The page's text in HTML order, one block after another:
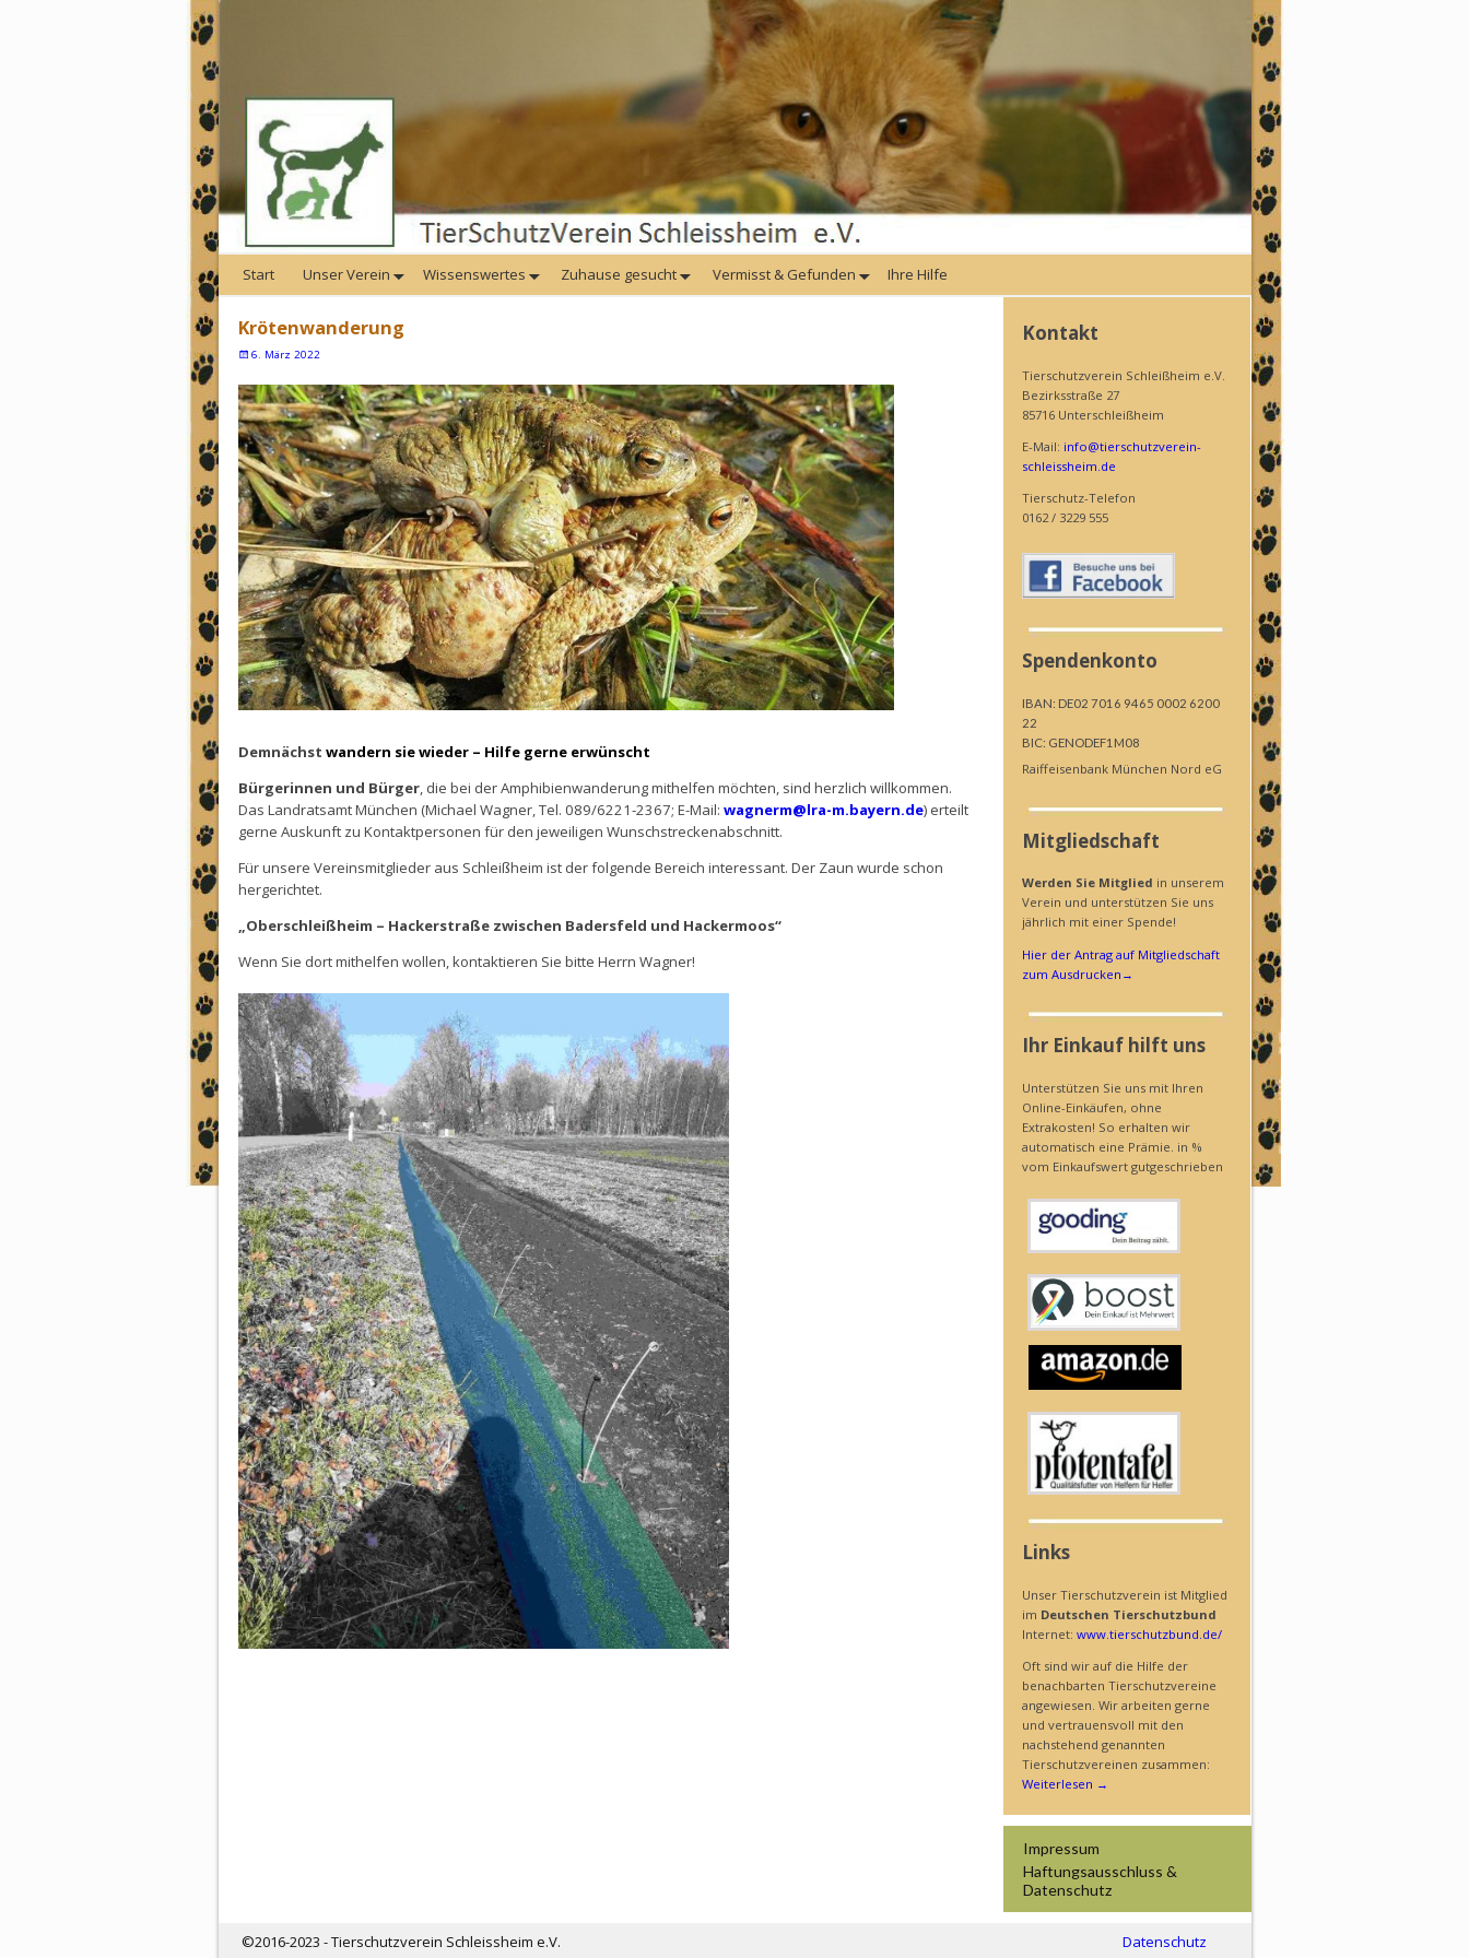
Start Unser Verein Wissenswertes Zuhause gesucht Vermisst & Gefunden Ihre Hilfe
Krötenwanderung
6. März 2022
Demnächstwandern sie wieder – Hilfe gerne erwünscht
Bürgerinnen und Bürger, die bei der Amphibienwanderung mithelfen möchten, sind herzlich willkommen.
Das Landratsamt München (Michael Wagner, Tel. 089/6221-2367; E-Mail:wagnerm@lra-m.bayern.de) erteilt
gerne Auskunft zu Kontaktpersonen für den jeweiligen Wunschstreckenabschnitt.
Für unsere Vereinsmitglieder aus Schleißheim ist der folgende Bereich interessant. Der Zaun wurde schon
hergerichtet.
„Oberschleißheim – Hackerstraße zwischen Badersfeld und Hackermoos“
Wenn Sie dort mithelfen wollen, kontaktieren Sie bitte Herrn Wagner!
Kontakt
Tierschutzverein Schleißheim e.V.
Bezirksstraße 27
85716 Unterschleißheim
E-Mail: info@tierschutzverein-
schleissheim.de
Tierschutz-Telefon
0162 / 3229 555
Spendenkonto
IBAN: DE02 7016 9465 0002 6200
22
BIC: GENODEF1M08
Raiffeisenbank München Nord eG
Mitgliedschaft
Werden Sie Mitglied in unserem
Verein und unterstützen Sie uns
jährlich mit einer Spende!
Hier der Antrag auf Mitgliedschaft
zum Ausdrucken →
Ihr Einkauf hilft uns
Unterstützen Sie uns mit Ihren
Online-Einkäufen, ohne
Extrakosten! So erhalten wir
automatisch eine Prämie. in %
vom Einkaufswert gutgeschrieben
Links
Unser Tierschutzverein ist Mitglied
im Deutschen Tierschutzbund
Internet: www.tierschutzbund.de/
Oft sind wir auf die Hilfe der
benachbarten Tierschutzvereine
angewiesen. Wir arbeiten gerne
und vertrauensvoll mit den
nachstehend genannten
Tierschutzvereinen zusammen:
Weiterlesen →
Impressum
Haftungs­ausschluss &
Datenschutz
©2016-2023 - Tierschutzverein Schleissheim e.V. Datenschutz